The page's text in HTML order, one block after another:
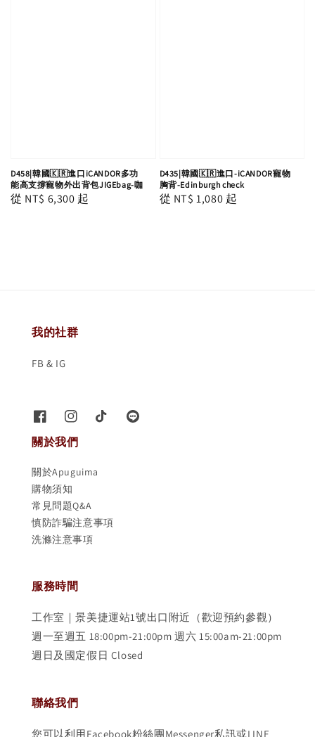
D458|韓國🇰🇷進口iCANDOR多功
能高支撐寵物外出背包JIGEbag-咖
Regular
從 NT$ 6,300 起
D435|韓國🇰🇷進口-iCANDOR寵物
胸背-Edinburgh check
Regular
從 NT$ 1,080 起
我的社群
FB & IG
關於我們
關於Apuguima
購物須知
常見問題Q&A
慎防詐騙注意事項
洗滌注意事項
服務時間
工作室｜景美捷運站1號出口附近（歡迎預約參觀）
週一至週五 18:00pm-21:00pm 週六 15:00am-21:00pm
週日及國定假日 Closed
聯絡我們
您可以利用Facebook粉絲團Messenger私訊或LINE